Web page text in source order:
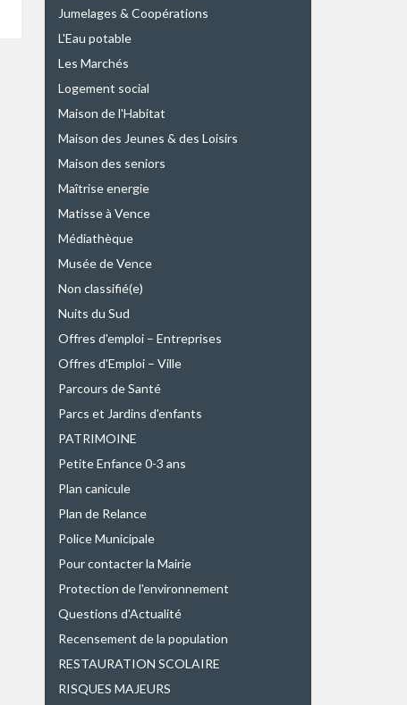
Jumelages & Coopérations
L'Eau potable
Les Marchés
Logement social
Maison de l'Habitat
Maison des Jeunes & des Loisirs
Maison des seniors
Maîtrise energie
Matisse à Vence
Médiathèque
Musée de Vence
Non classifié(e)
Nuits du Sud
Offres d'emploi – Entreprises
Offres d'Emploi – Ville
Parcours de Santé
Parcs et Jardins d'enfants
PATRIMOINE
Petite Enfance 0-3 ans
Plan canicule
Plan de Relance
Police Municipale
Pour contacter la Mairie
Protection de l'environnement
Questions d'Actualité
Recensement de la population
RESTAURATION SCOLAIRE
RISQUES MAJEURS